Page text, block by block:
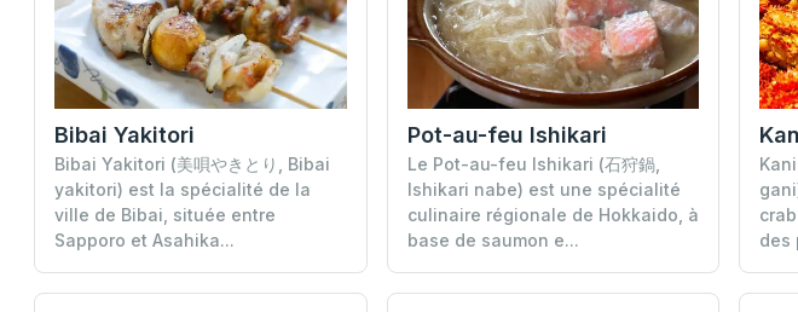
Bibai Yakitori
Bibai Yakitori (美唄やきとり, Bibai
yakitori) est la spécialité de la
ville de Bibai, située entre
Sapporo et Asahika...
Pot-au-feu Ishikari
Le Pot-au-feu Ishikari (石狩鍋,
Ishikari nabe) est une spécialité
culinaire régionale de Hokkaido, à
base de saumon e...
des